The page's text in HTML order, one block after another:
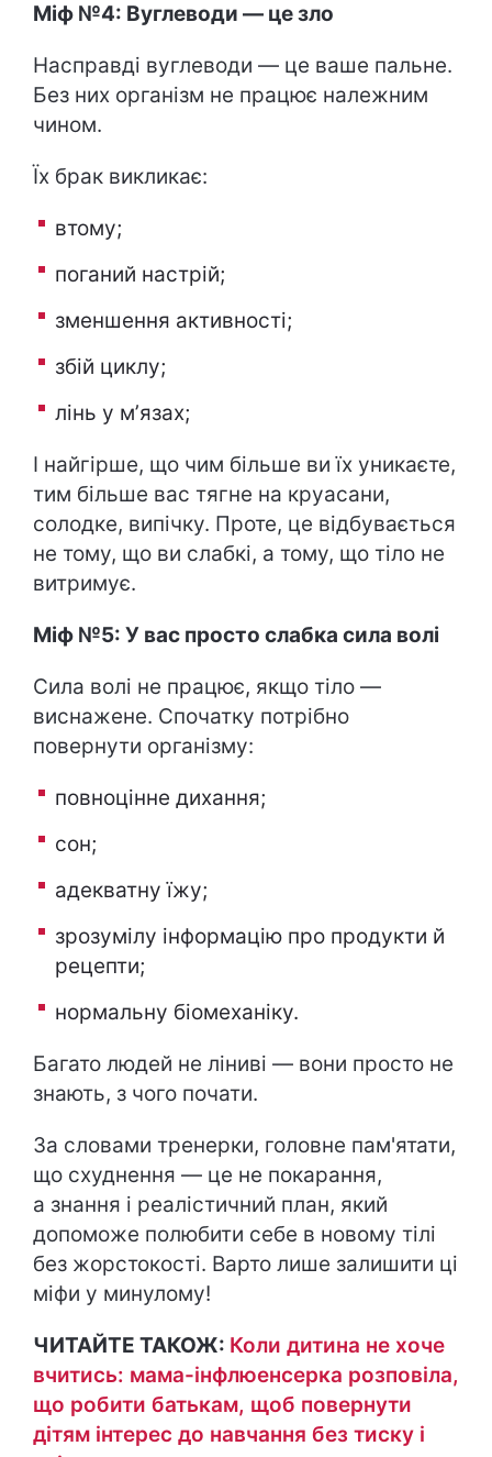
Міф №4: Вуглеводи — це зло
Насправді вуглеводи — це ваше пальне.
Без них організм не працює належним
чином.
Їх брак викликає:
втому;
поганий настрій;
зменшення активності;
збій циклу;
лінь у мʼязах;
І найгірше, що чим більше ви їх уникаєте,
тим більше вас тягне на круасани,
солодке, випічку. Проте, це відбувається
не тому, що ви слабкі, а тому, що тіло не
витримує.
Міф №5: У вас просто слабка сила волі
Сила волі не працює, якщо тіло —
виснажене. Спочатку потрібно
повернути організму:
повноцінне дихання;
сон;
адекватну їжу;
зрозумілу інформацію про продукти й
рецепти;
нормальну біомеханіку.
Багато людей не ліниві — вони просто не
знають, з чого почати.
За словами тренерки, головне пам'ятати,
що схуднення — це не покарання,
а знання і реалістичний план, який
допоможе полюбити себе в новому тілі
без жорстокості. Варто лише залишити ці
міфи у минулому!
ЧИТАЙТЕ ТАКОЖ: Коли дитина не хоче
вчитись: мама-інфлюенсерка розповіла,
що робити батькам, щоб повернути
дітям інтерес до навчання без тиску і